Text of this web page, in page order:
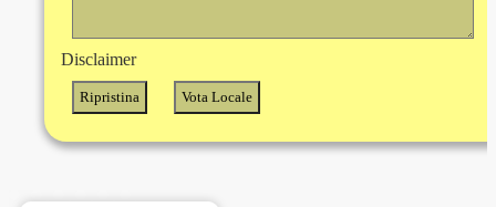
Disclaimer